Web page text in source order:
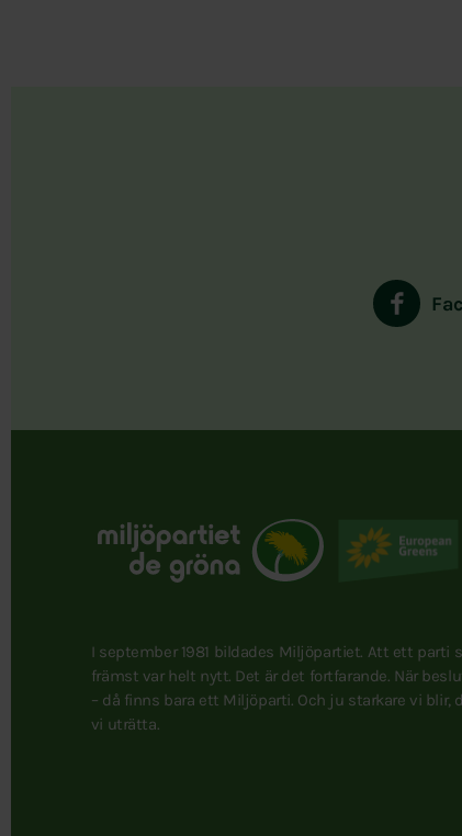
I september 1981 bildades Miljöpartiet. Att ett parti
främst var helt nytt. Det är det fortfarande. När
– då finns bara ett Miljöparti. Och ju starkare vi blir,
vi uträtta.